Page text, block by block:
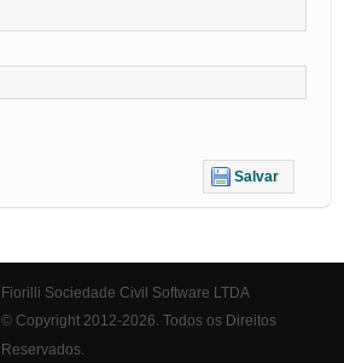
Salvar
Fiorilli Sociedade Civil Software LTDA
© Copyright 2012-2026. Todos os Direitos
Reservados.